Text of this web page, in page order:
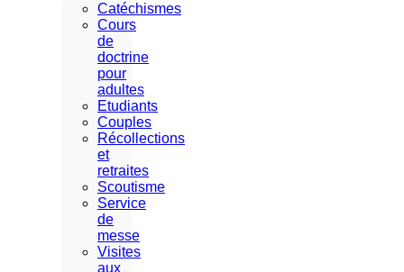
Catéchismes
Cours
de
doctrine
pour
adultes
Etudiants
Couples
Récollections
et
retraites
Scoutisme
Service
de
messe
Visites
aux